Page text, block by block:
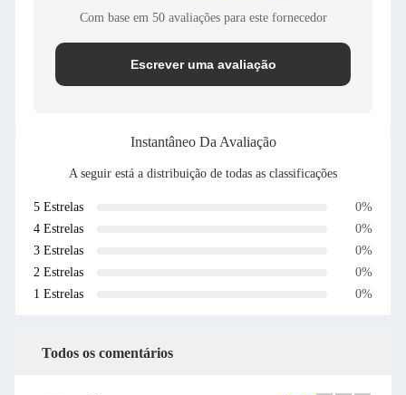
Com base em 50 avaliações para este fornecedor
Escrever uma avaliação
Instantâneo Da Avaliação
A seguir está a distribuição de todas as classificações
5 Estrelas
0%
4 Estrelas
0%
3 Estrelas
0%
2 Estrelas
0%
1 Estrelas
0%
Todos os comentários